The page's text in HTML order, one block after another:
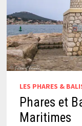
LES PHARES &
Phares et
Maritimes